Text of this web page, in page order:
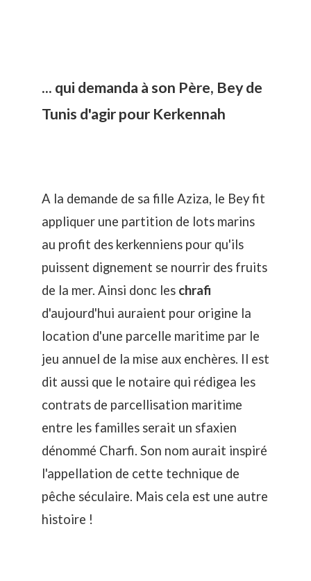
... qui demanda à son Père, Bey de
Tunis d'agir pour Kerkennah
A la demande de sa fille Aziza, le Bey fit
appliquer une partition de lots marins
au profit des kerkenniens pour qu'ils
puissent dignement se nourrir des fruits
de la mer. Ainsi donc les chrafi
d'aujourd'hui auraient pour origine la
location d'une parcelle maritime par le
jeu annuel de la mise aux enchères. Il est
dit aussi que le notaire qui rédigea les
contrats de parcellisation maritime
entre les familles serait un sfaxien
dénommé Charfi. Son nom aurait inspiré
l'appellation de cette technique de
pêche séculaire. Mais cela est une autre
histoire !